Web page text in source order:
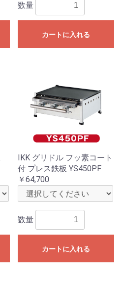
数量
カートに入れる
IKK グリドル フッ素コート
付 プレス鉄板 YS450PF
￥64,700
数量
カートに入れる